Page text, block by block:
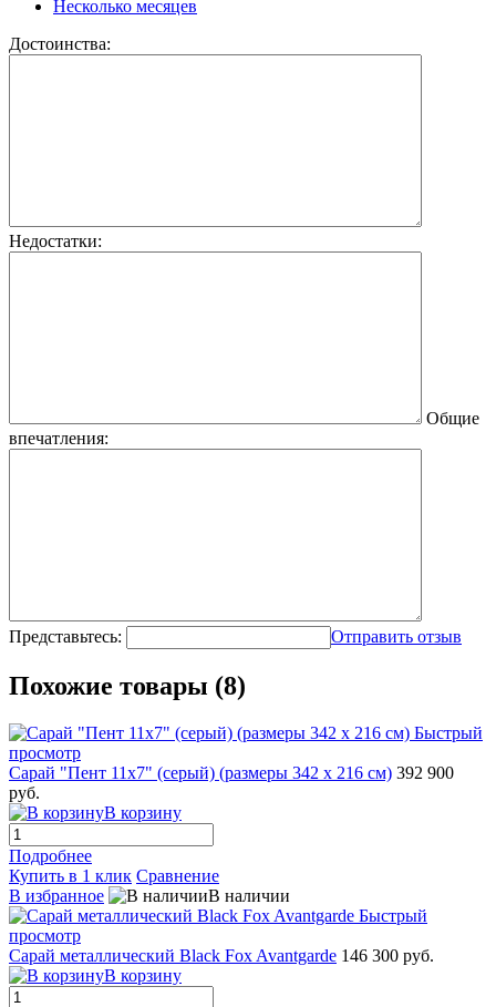
Несколько месяцев
Достоинства:
Недостатки:
Общие
впечатления:
Представьтесь: Отправить отзыв
Похожие товары (8)
Быстрый
просмотр
Сарай "Пент 11х7" (серый) (размеры 342 х 216 см) 392 900
руб.
В корзину
Подробнее
Купить в 1 клик Сравнение
В избранное
В наличии
Быстрый
просмотр
Сарай металлический Black Fox Avantgarde 146 300 руб.
В корзину